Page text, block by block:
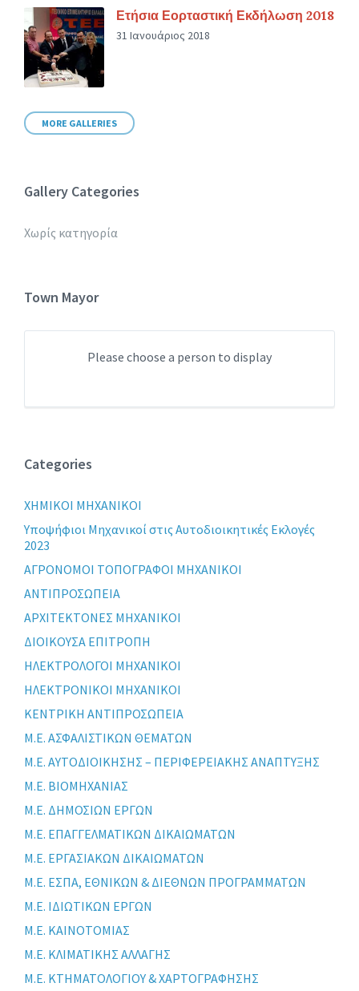
Ετήσια Εορταστική Εκδήλωση 2018
31 Ιανουάριος 2018
MORE GALLERIES
Gallery Categories
Χωρίς κατηγορία
Town Mayor
Please choose a person to display
Categories
XHMIKOI MHXANIKOI
Yποψήφιοι Μηχανικοί στις Αυτοδιοικητικές Εκλογές
2023
ΑΓΡΟΝΟΜΟΙ ΤΟΠΟΓΡΑΦΟΙ ΜΗΧΑΝΙΚΟΙ
ΑΝΤΙΠΡΟΣΩΠΕΙΑ
ΑΡΧΙΤΕΚΤΟΝΕΣ ΜΗΧΑΝΙΚΟΙ
ΔΙΟΙΚΟΥΣΑ ΕΠΙΤΡΟΠΗ
ΗΛΕΚΤΡΟΛΟΓΟΙ ΜΗΧΑΝΙΚΟΙ
ΗΛΕΚΤΡΟΝΙΚΟΙ ΜΗΧΑΝΙΚΟΙ
ΚΕΝΤΡΙΚΗ ΑΝΤΙΠΡΟΣΩΠΕΙΑ
Μ.Ε. ΑΣΦΑΛΙΣΤΙΚΩΝ ΘΕΜΑΤΩΝ
Μ.Ε. ΑΥΤΟΔΙΟΙΚΗΣΗΣ – ΠΕΡΙΦΕΡΕΙΑΚΗΣ ΑΝΑΠΤΥΞΗΣ
Μ.Ε. ΒΙΟΜΗΧΑΝΙΑΣ
Μ.Ε. ΔΗΜΟΣΙΩΝ ΕΡΓΩΝ
Μ.Ε. ΕΠΑΓΓΕΛΜΑΤΙΚΩΝ ΔΙΚΑΙΩΜΑΤΩΝ
Μ.Ε. ΕΡΓΑΣΙΑΚΩΝ ΔΙΚΑΙΩΜΑΤΩΝ
Μ.Ε. ΕΣΠΑ, ΕΘΝΙΚΩΝ & ΔΙΕΘΝΩΝ ΠΡΟΓΡΑΜΜΑΤΩΝ
Μ.Ε. ΙΔΙΩΤΙΚΩΝ ΕΡΓΩΝ
Μ.Ε. ΚΑΙΝΟΤΟΜΙΑΣ
Μ.Ε. ΚΛΙΜΑΤΙΚΗΣ ΑΛΛΑΓΗΣ
Μ.Ε. ΚΤΗΜΑΤΟΛΟΓΙΟΥ & ΧΑΡΤΟΓΡΑΦΗΣΗΣ